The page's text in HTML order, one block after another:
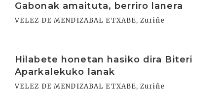
Gabonak amaituta, berriro lanera
VELEZ DE MENDIZABAL ETXABE, Zuriñe
Hilabete honetan hasiko dira Biteri
Aparkalekuko lanak
VELEZ DE MENDIZABAL ETXABE, Zuriñe